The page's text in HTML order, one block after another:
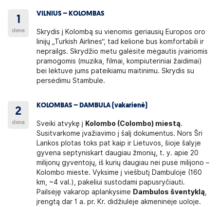
1
diena
VILNIUS – KOLOMBAS
Skrydis į Kolombą su vienomis geriausių Europos oro
linijų „Turkish Airlines“, tad kelionė bus komfortabili ir
neprailgs. Skrydžio metu galėsite mėgautis įvairiomis
pramogomis (muzika, filmai, kompiuteriniai žaidimai)
bei lėktuve jums pateikiamu maitinimu. Skrydis su
persėdimu Stambule.
2
diena
KOLOMBAS – DAMBULA (vakarienė)
Sveiki atvykę į Kolombo (Colombo) miestą.
Susitvarkome įvažiavimo į šalį dokumentus. Nors Šri
Lankos plotas toks pat kaip ir Lietuvos, šioje šalyje
gyvena septyniskart daugiau žmonių, t. y. apie 20
milijonų gyventojų, iš kurių daugiau nei pusė milijono –
Kolombo mieste. Vyksime į viešbutį Dambuloje (160
km, ~4 val.), pakeliui sustodami papusryčiauti.
Pailsėję vakarop aplankysime Dambulos šventyklą
įrengtą dar 1 a. pr. Kr. didžiulėje akmeninėje uoloje.